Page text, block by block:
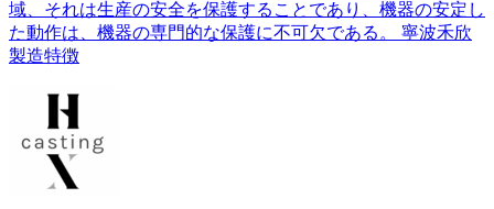
域、それは生産の安全を保護することであり、機器の安定し
た動作は、機器の専門的な保護に不可欠である。 寧波禾欣
製造特徴